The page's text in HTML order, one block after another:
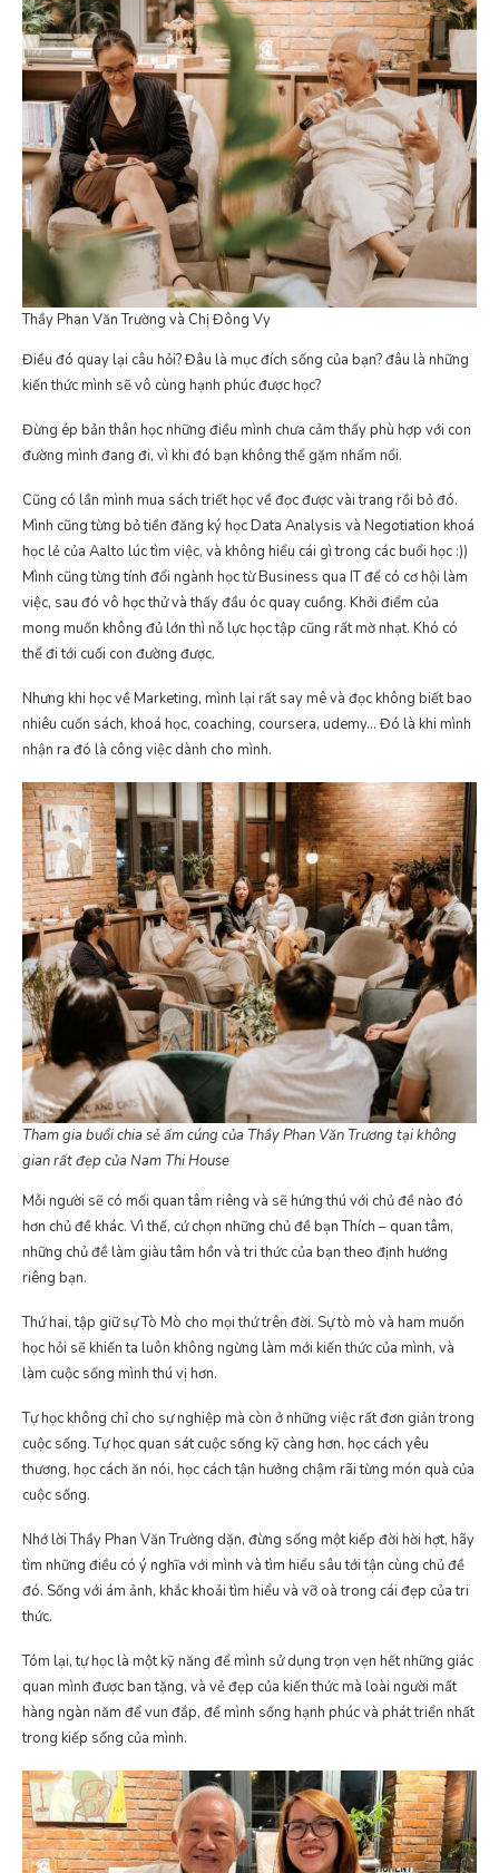
Thầy Phan Văn Trường và Chị Đông Vy
Điều đó quay lại câu hỏi? Đâu là mục đích sống của bạn? đâu là những
kiến thức mình sẽ vô cùng hạnh phúc được học?
Đừng ép bản thân học những điều mình chưa cảm thấy phù hợp với con
đường mình đang đi, vì khi đó bạn không thể gặm nhấm nổi.
Cũng có lần mình mua sách triết học về đọc được vài trang rồi bỏ đó.
Mình cũng từng bỏ tiền đăng ký học Data Analysis và Negotiation khoá
học lẻ của Aalto lúc tìm việc, và không hiểu cái gì trong các buổi học :))
Mình cũng từng tính đổi ngành học từ Business qua IT để có cơ hội làm
việc, sau đó vô học thử và thấy đầu óc quay cuồng. Khởi điểm của
mong muốn không đủ lớn thì nỗ lực học tập cũng rất mờ nhạt. Khó có
thể đi tới cuối con đường được.
Nhưng khi học về Marketing, mình lại rất say mê và đọc không biết bao
nhiêu cuốn sách, khoá học, coaching, coursera, udemy… Đó là khi mình
nhận ra đó là công việc dành cho mình.
Tham gia buổi chia sẻ ấm cúng của Thầy Phan Văn Trương tại không
gian rất đẹp của Nam Thi House
Mỗi người sẽ có mối quan tâm riêng và sẽ hứng thú với chủ đề nào đó
hơn chủ đề khác. Vì thế, cứ chọn những chủ đề bạn Thích – quan tâm,
những chủ đề làm giàu tâm hồn và tri thức của bạn theo định hướng
riêng bạn.
Thứ hai, tập giữ sự Tò Mò cho mọi thứ trên đời. Sự tò mò và ham muốn
học hỏi sẽ khiến ta luôn không ngừng làm mới kiến thức của mình, và
làm cuộc sống mình thú vị hơn.
Tự học không chỉ cho sự nghiệp mà còn ở những việc rất đơn giản trong
cuộc sống. Tự học quan sát cuộc sống kỹ càng hơn, học cách yêu
thương, học cách ăn nói, học cách tận hưởng chậm rãi từng món quà của
cuộc sống.
Nhớ lời Thầy Phan Văn Trường dặn, đừng sống một kiếp đời hời hợt, hãy
tìm những điều có ý nghĩa với mình và tìm hiểu sâu tới tận cùng chủ đề
đó. Sống với ám ảnh, khắc khoải tìm hiểu và vỡ oà trong cái đẹp của tri
thức.
Tóm lại, tự học là một kỹ năng để mình sử dụng trọn vẹn hết những giác
quan mình được ban tặng, và vẻ đẹp của kiến thức mà loài người mất
hàng ngàn năm để vun đắp, để mình sống hạnh phúc và phát triển nhất
trong kiếp sống của mình.